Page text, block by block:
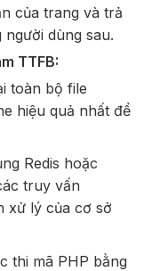
của trang và trả
dùng sau.
TTFB:
toàn bộ file
hiệu quả nhất để
Redis hoặc
truy vấn
xử lý của cơ sở
thi mã PHP bằng